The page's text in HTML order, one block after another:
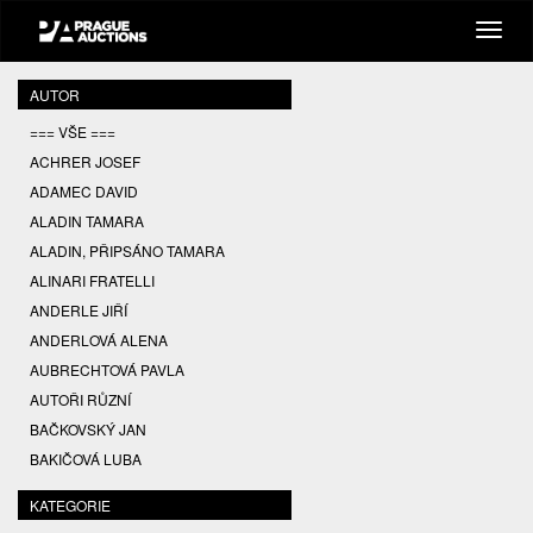
AUTOR
=== VŠE ===
ACHRER JOSEF
ADAMEC DAVID
ALADIN TAMARA
ALADIN, PŘIPSÁNO TAMARA
ALINARI FRATELLI
ANDERLE JIŘÍ
ANDERLOVÁ ALENA
AUBRECHTOVÁ PAVLA
AUTOŘI RŮZNÍ
BAČKOVSKÝ JAN
BAKIČOVÁ LUBA
BALCAR JIŘÍ
BALCAR KAREL
KATEGORIE